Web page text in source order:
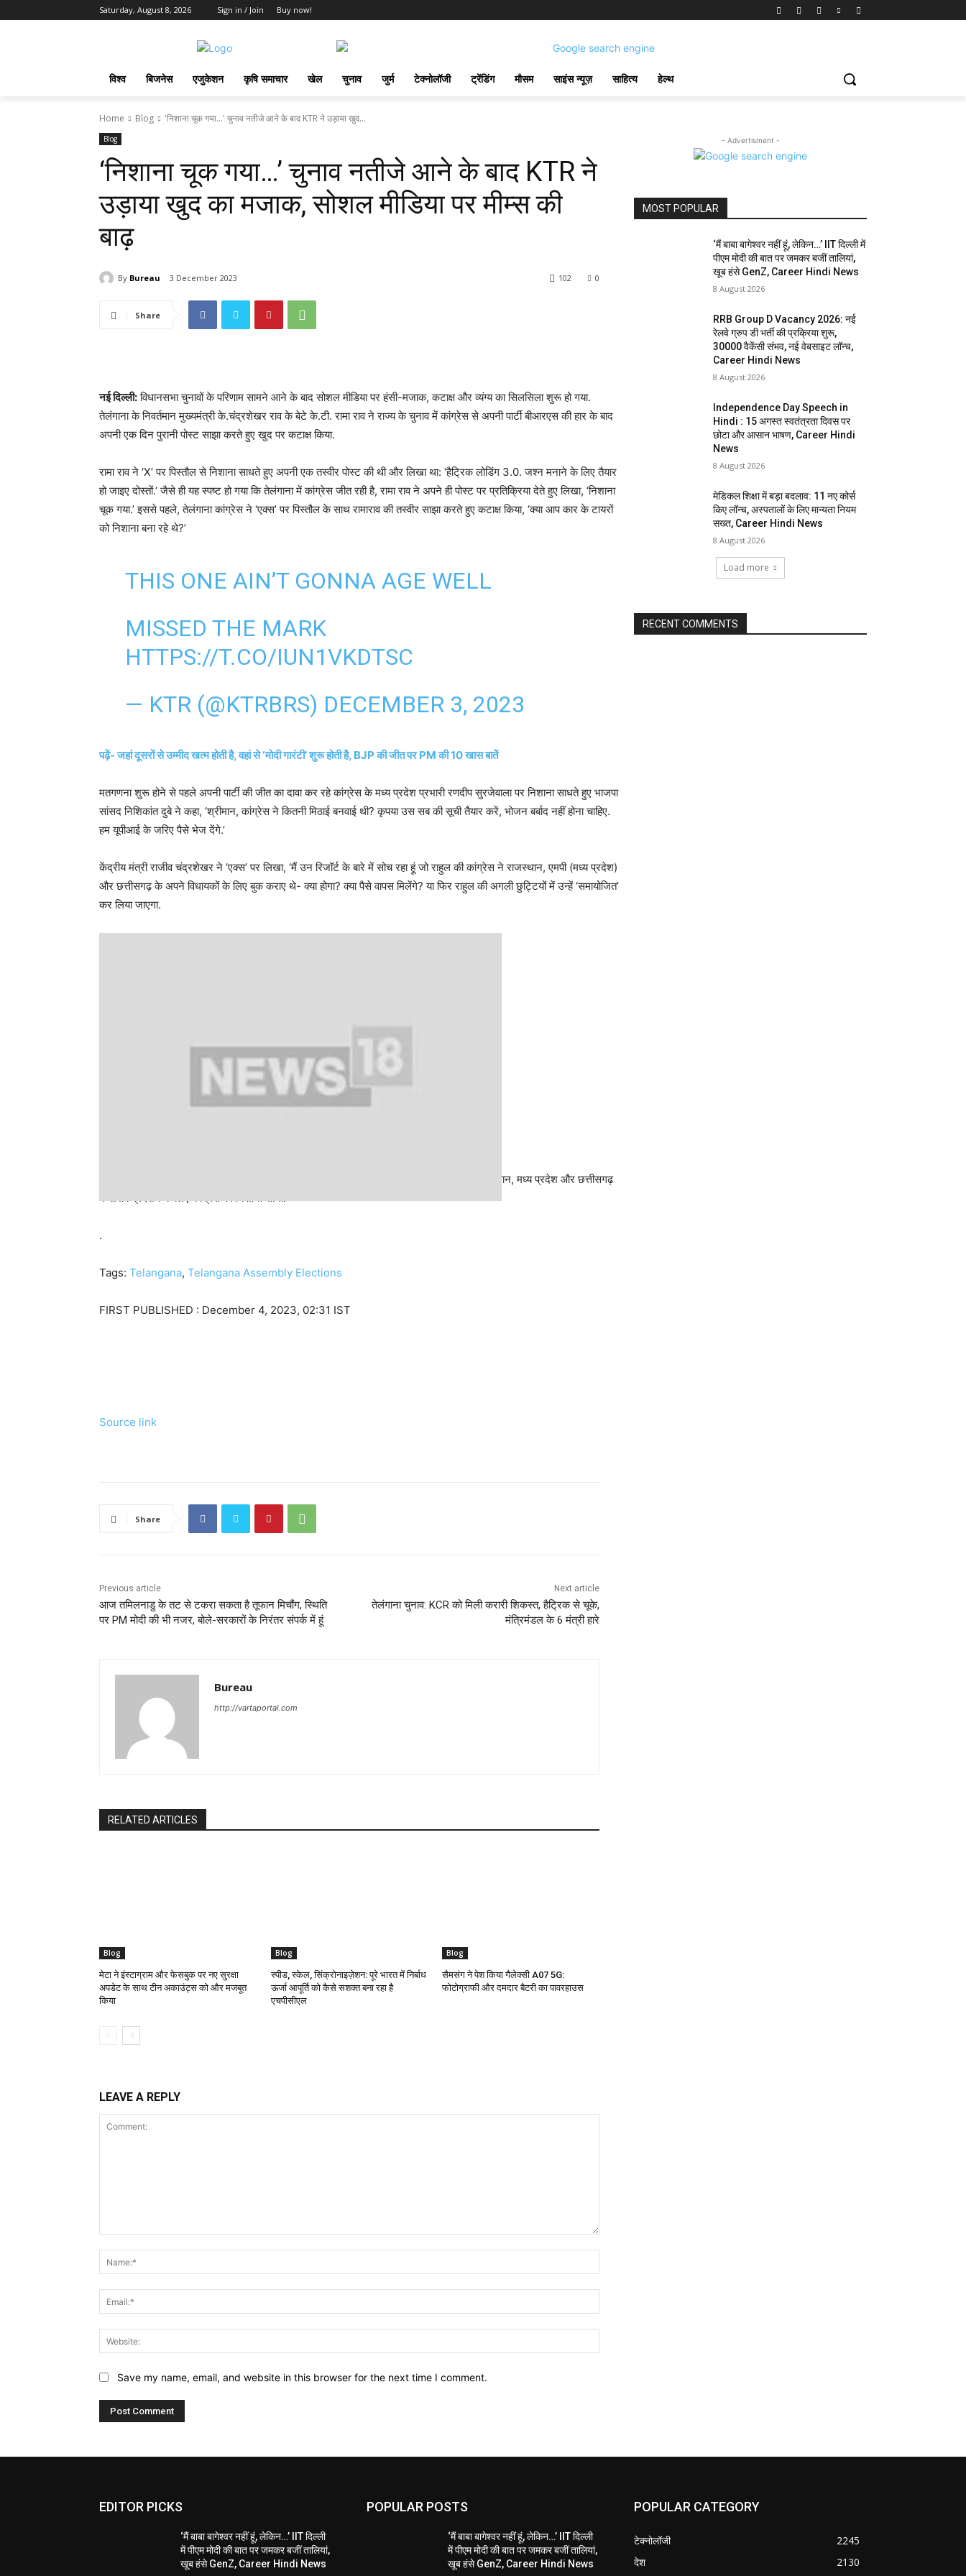
Saturday, August 8, 2026 Sign in / Join Buy now!
विश्व बिजनेस एजुकेशन कृषि समाचार खेल चुनाव जुर्म टेक्नोलॉजी ट्रेंडिंग मौसम साइंस न्यूज़ साहित्य हेल्थ
Home Blog 'निशाना चूक गया...' चुनाव नतीजे आने के बाद KTR ने उड़ाया खुद...
Blog
‘निशाना चूक गया…’ चुनाव नतीजे आने के बाद KTR ने
उड़ाया खुद का मजाक, सोशल मीडिया पर मीम्स की
बाढ़
By Bureau 3 December 2023 0
102
Share
नई दिल्ली:विधानसभा चुनावों के परिणाम सामने आने के बाद सोशल मीडिया पर हंसी-मजाक, कटाक्ष और व्यंग्य का सिलसिला शुरू हो गया.
तेलंगाना के निवर्तमान मुख्यमंत्री के.चंद्रशेखर राव के बेटे के.टी. रामा राव ने राज्य के चुनाव में कांग्रेस से अपनी पार्टी बीआरएस की हार के बाद
अपनी एक दिन पुरानी पोस्ट साझा करते हुए खुद पर कटाक्ष किया.
रामा राव ने ‘X’ पर पिस्तौल से निशाना साधते हुए अपनी एक तस्वीर पोस्ट की थी और लिखा था: ‘हैट्रिक लोडिंग 3.0. जश्न मनाने के लिए तैयार
हो जाइए दोस्तों.’ जैसे ही यह स्पष्ट हो गया कि तेलंगाना में कांग्रेस जीत रही है, रामा राव ने अपने ही पोस्ट पर प्रतिक्रिया देते हुए लिखा, ‘निशाना
चूक गया.’ इससे पहले, तेलंगाना कांग्रेस ने ‘एक्स’ पर पिस्तौल के साथ रामाराव की तस्वीर साझा करते हुए कटाक्ष किया, ‘क्या आप कार के टायरों
को निशाना बना रहे थे?’
THIS ONE AIN’T GONNA AGE WELL
MISSED THE MARK
HTTPS://T.CO/IUN1VKDTSC
— KTR (@KTRBRS) DECEMBER 3, 2023
पढ़ें- जहां दूसरों से उम्मीद खत्म होती है, वहां से ‘मोदी गारंटी’ शुरू होती है, BJP की जीत पर PM की 10 खास बातें
मतगणना शुरू होने से पहले अपनी पार्टी की जीत का दावा कर रहे कांग्रेस के मध्य प्रदेश प्रभारी रणदीप सुरजेवाला पर निशाना साधते हुए भाजपा
सांसद निशिकांत दुबे ने कहा, ‘श्रीमान, कांग्रेस ने कितनी मिठाई बनवाई थी? कृपया उस सब की सूची तैयार करें, भोजन बर्बाद नहीं होना चाहिए.
हम यूपीआई के जरिए पैसे भेज देंगे.’
केंद्रीय मंत्री राजीव चंद्रशेखर ने ‘एक्स’ पर लिखा, ‘मैं उन रिजॉर्ट के बारे में सोच रहा हूं जो राहुल की कांग्रेस ने राजस्थान, एमपी (मध्य प्रदेश)
और छत्तीसगढ़ के अपने विधायकों के लिए बुक कराए थे- क्या होगा? क्या पैसे वापस मिलेंगे? या फिर राहुल की अगली छुट्टियों में उन्हें ‘समायोजित’
कर लिया जाएगा.
चुनाव नतीजों को लेकर सोशल मीडिया पर ‘मीम्स’ की भी भरमार रही और कई लोगों ने हिंदी भाषी राज्यों – राजस्थान, मध्य प्रदेश और छत्तीसगढ़
में खराब प्रदर्शन के लिए कांग्रेस पर निशाना साधा.
.
Tags: Telangana, Telangana Assembly Elections
FIRST PUBLISHED : December 4, 2023, 02:31 IST
Source link
Share
Previous article
आज तमिलनाडु के तट से टकरा सकता है तूफान मिचौंग, स्थिति
पर PM मोदी की भी नजर, बोले-सरकारों के निरंतर संपर्क में हूं
Next article
तेलंगाना चुनाव: KCR को मिली करारी शिकस्त, हैट्रिक से चूके,
मंत्रिमंडल के 6 मंत्री हारे
Bureau
http://vartaportal.com
RELATED ARTICLES
Blog
मेटा ने इंस्टाग्राम और फेसबुक पर नए सुरक्षा
अपडेट के साथ टीन अकाउंट्स को और मजबूत
किया
Blog
स्पीड, स्केल, सिंक्रोनाइज़ेशन: पूरे भारत में निर्बाध
ऊर्जा आपूर्ति को कैसे सशक्त बना रहा है
एचपीसीएल
Blog
सैमसंग ने पेश किया गैलेक्सी A07 5G:
फोटोग्राफी और दमदार बैटरी का पावरहाउस
LEAVE A REPLY
Save my name, email, and website in this browser for the next time I comment.
- Advertisment -
MOST POPULAR
‘मैं बाबा बागेश्वर नहीं हूं, लेकिन…’ IIT दिल्ली में
पीएम मोदी की बात पर जमकर बजीं तालियां,
खूब हंसे GenZ, Career Hindi News
8 August 2026
RRB Group D Vacancy 2026: नई
रेलवे ग्रुप डी भर्ती की प्रक्रिया शुरू,
30000 वैकेंसी संभव, नई वेबसाइट लॉन्च,
Career Hindi News
8 August 2026
Independence Day Speech in
Hindi : 15 अगस्त स्वतंत्रता दिवस पर
छोटा और आसान भाषण, Career Hindi
News
8 August 2026
मेडिकल शिक्षा में बड़ा बदलाव: 11 नए कोर्स
किए लॉन्च, अस्पतालों के लिए मान्यता नियम
सख्त, Career Hindi News
8 August 2026
Load more
RECENT COMMENTS
EDITOR PICKS
‘मैं बाबा बागेश्वर नहीं हूं, लेकिन…’ IIT दिल्ली
में पीएम मोदी की बात पर जमकर बजीं तालियां,
खूब हंसे GenZ, Career Hindi News
POPULAR POSTS
‘मैं बाबा बागेश्वर नहीं हूं, लेकिन…’ IIT दिल्ली
में पीएम मोदी की बात पर जमकर बजीं तालियां,
खूब हंसे GenZ, Career Hindi News
POPULAR CATEGORY
टेक्नोलॉजी
2245
देश
2130